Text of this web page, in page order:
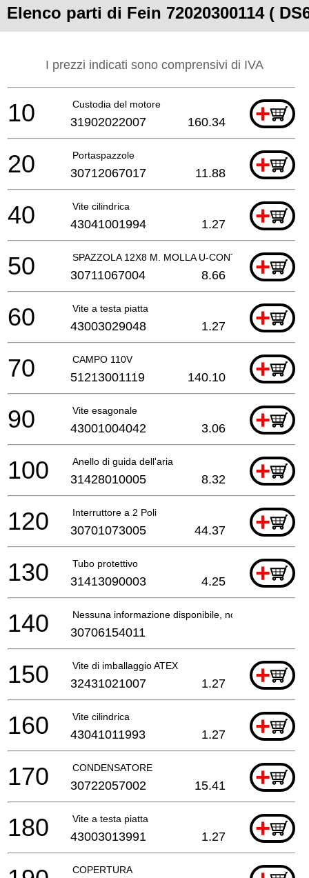
Elenco parti di Fein 72020300114 (
I prezzi indicati sono comprensivi di IVA
Custodia del motore +
10 31902022007 160.34
Portaspazzole +
20 30712067017 11.88
Vite cilindrica +
40 43041001994 1.27
SPAZZOLA 12X8 M. MOLLA U-CONTATTO+
50 30711067004 8.66
Vite a testa piatta +
60 43003029048 1.27
CAMPO 110V +
70 51213001119 140.10
Vite esagonale +
90 43001004042 3.06
Anello di guida dell'aria +
100 31428010005 8.32
Interruttore a 2 Poli +
120 30701073005 44.37
Tubo protettivo +
130 31413090003 4.25
Nessuna informazione disponibile, non ordinabile
140 30706154011
Vite di imballaggio ATEX +
150 32431021007 1.27
Vite cilindrica +
160 43041011993 1.27
CONDENSATORE +
170 30722057002 15.41
Vite a testa piatta +
180 43003013991 1.27
COPERTURA